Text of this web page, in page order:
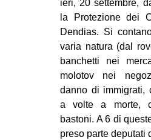
ieri, 20 settembre,
la Protezione dei
Dendias. Si
varia natura (dal
banchetti nei
molotov nei
danno di immigrati,
a volte a morte,
bastoni. A 6 di
preso parte deputati